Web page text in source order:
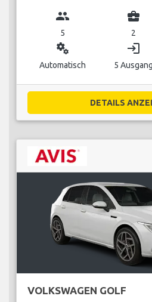
group
5
business_center
2
miscellaneous_services
Automatisch
login
5 Ausgang
DETAILS
VOLKSWAGEN GOLF